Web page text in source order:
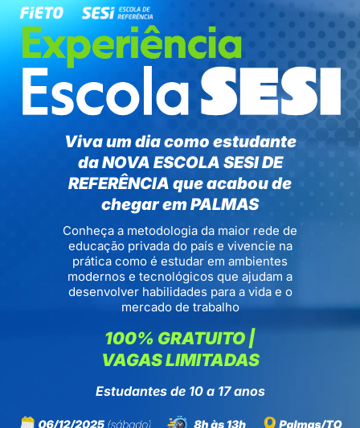
Viva um dia como estudante
da NOVA ESCOLA SESI DE
REFERÊNCIA que acabou de
chegar em PALMAS
Conheça a metodologia da maior rede de
educação privada do país e vivencie na
prática como é estudar em ambientes
modernos e tecnológicos que ajudam a
desenvolver habilidades para a vida e o
mercado de trabalho
100% GRATUITO |
VAGAS LIMITADAS
Estudantes de 10 a 17 anos